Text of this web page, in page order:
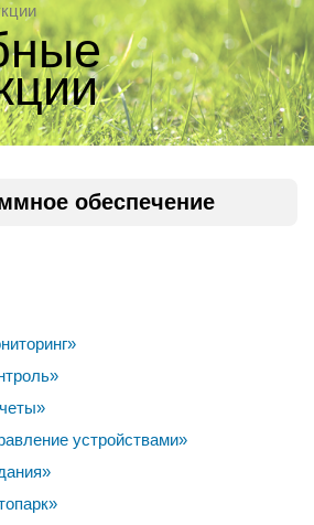
обеспечение
устройствами»